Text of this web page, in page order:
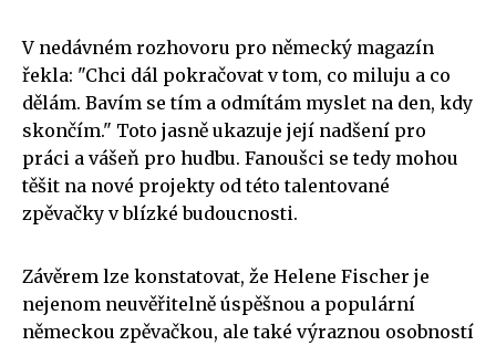
V nedávném rozhovoru pro německý magazín
řekla: "Chci dál pokračovat v tom, co miluju a co
dělám. Bavím se tím a odmítám myslet na den, kdy
skončím." Toto jasně ukazuje její nadšení pro
práci a vášeň pro hudbu. Fanoušci se tedy mohou
těšit na nové projekty od této talentované
zpěvačky v blízké budoucnosti.
Závěrem lze konstatovat, že Helene Fischer je
nejenom neuvěřitelně úspěšnou a populární
německou zpěvačkou, ale také výraznou osobností